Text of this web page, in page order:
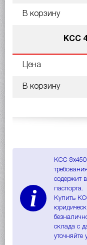
В корзину
КСС
Цена
В корзину
i
КСС
содержит
паспорта.
Купить
склада с
уточняйте